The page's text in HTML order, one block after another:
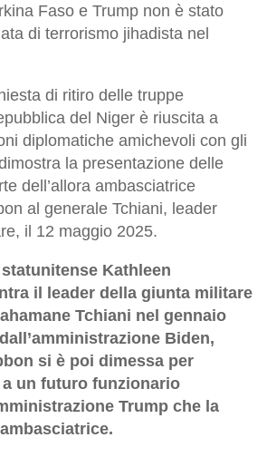
Faso e Trump non è stato
di terrorismo jihadista nel
di ritiro delle truppe
del Niger è riuscita a
diplomatiche amichevoli con gli
la presentazione delle
dell’allora ambasciatrice
al generale Tchiani, leader
il 12 maggio 2025.
Kathleen
il leader della giunta militare
Tchiani nel gennaio
Biden,
si è poi dimessa per
un futuro funzionario
Trump che la